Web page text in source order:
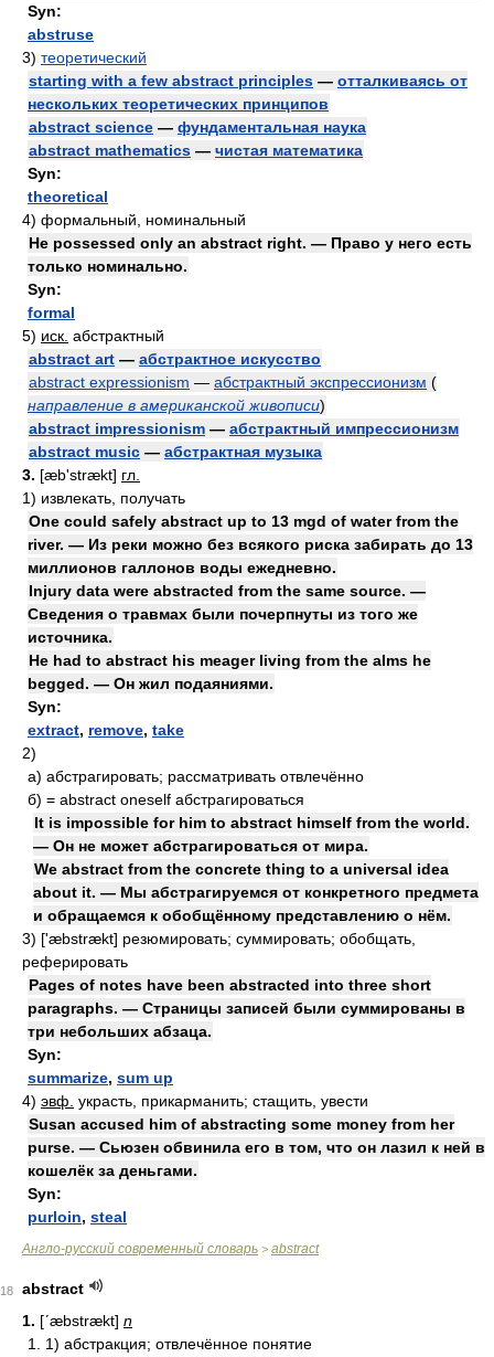
Syn:
abstruse
3) теоретический
starting with a few abstract principles — отталкиваясь от
нескольких теоретических принципов
abstract science — фундаментальная наука
abstract mathematics — чистая математика
Syn:
theoretical
4) формальный, номинальный
He possessed only an abstract right. — Право у него есть
только номинально.
Syn:
formal
5) иск. абстрактный
abstract art — абстрактное искусство
abstract expressionism — абстрактный экспрессионизм (
направление в американской живописи)
abstract impressionism — абстрактный импрессионизм
abstract music — абстрактная музыка
3. [æb'strækt] гл.
1) извлекать, получать
One could safely abstract up to 13 mgd of water from the
river. — Из реки можно без всякого риска забирать до 13
миллионов галлонов воды ежедневно.
Injury data were abstracted from the same source. —
Сведения о травмах были почерпнуты из того же
источника.
He had to abstract his meager living from the alms he
begged. — Он жил подаяниями.
Syn:
extract, remove, take
2)
а) абстрагировать; рассматривать отвлечённо
б) = abstract oneself абстрагироваться
It is impossible for him to abstract himself from the world.
— Он не может абстрагироваться от мира.
We abstract from the concrete thing to a universal idea
about it. — Мы абстрагируемся от конкретного предмета
и обращаемся к обобщённому представлению о нём.
3) ['æbstrækt] резюмировать; суммировать; обобщать,
реферировать
Pages of notes have been abstracted into three short
paragraphs. — Страницы записей были суммированы в
три небольших абзаца.
Syn:
summarize, sum up
4) эвф. украсть, прикарманить; стащить, увести
Susan accused him of abstracting some money from her
purse. — Сьюзен обвинила его в том, что он лазил к ней в
кошелёк за деньгами.
Syn:
purloin, steal
Англо-русский современный словарь > abstract
18
abstract
1. [ʹæbstrækt] n
1. 1) абстракция; отвлечённое понятие